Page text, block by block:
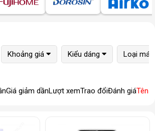
Khoảng giá Kiểu dáng Loại máy
Giá giảm dầnLượt xemTrao đổiĐánh giáTên